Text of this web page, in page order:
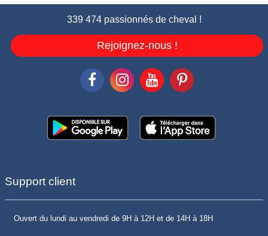
339 474 passionnés de cheval !
Rejoignez-nous !
Support client
Ouvert du lundi au vendredi de 9H à 12H et de 14H à 18H